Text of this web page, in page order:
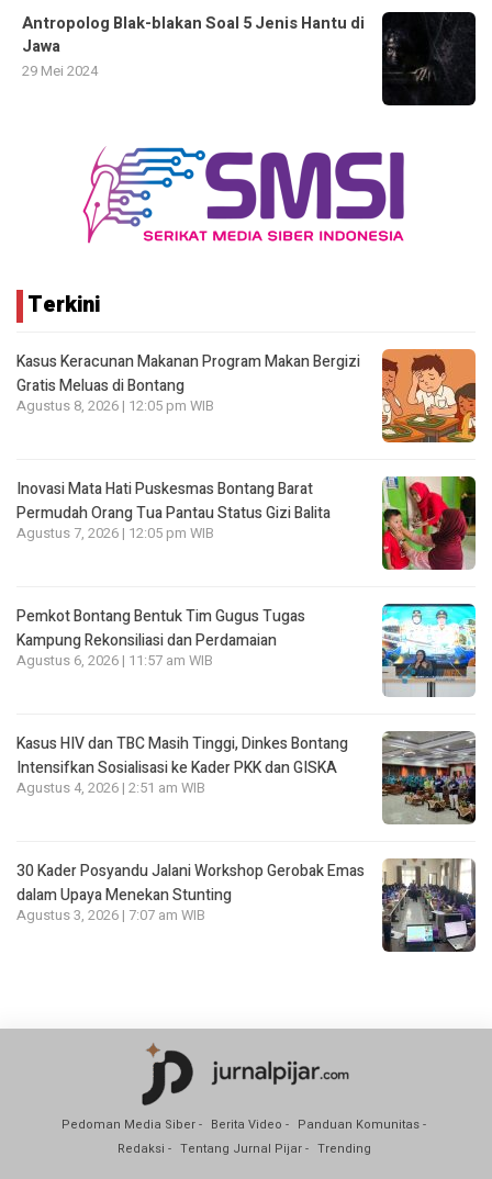
Antropolog Blak-blakan Soal 5 Jenis Hantu di
Jawa
29 Mei 2024
Terkini
Kasus Keracunan Makanan Program Makan Bergizi
Gratis Meluas di Bontang
Agustus 8, 2026 | 12:05 pm WIB
Inovasi Mata Hati Puskesmas Bontang Barat
Permudah Orang Tua Pantau Status Gizi Balita
Agustus 7, 2026 | 12:05 pm WIB
Pemkot Bontang Bentuk Tim Gugus Tugas
Kampung Rekonsiliasi dan Perdamaian
Agustus 6, 2026 | 11:57 am WIB
Kasus HIV dan TBC Masih Tinggi, Dinkes Bontang
Intensifkan Sosialisasi ke Kader PKK dan GISKA
Agustus 4, 2026 | 2:51 am WIB
30 Kader Posyandu Jalani Workshop Gerobak Emas
dalam Upaya Menekan Stunting
Agustus 3, 2026 | 7:07 am WIB
Pedoman Media Siber Berita Video
Panduan Komunitas
Redaksi
Tentang Jurnal Pijar Trending